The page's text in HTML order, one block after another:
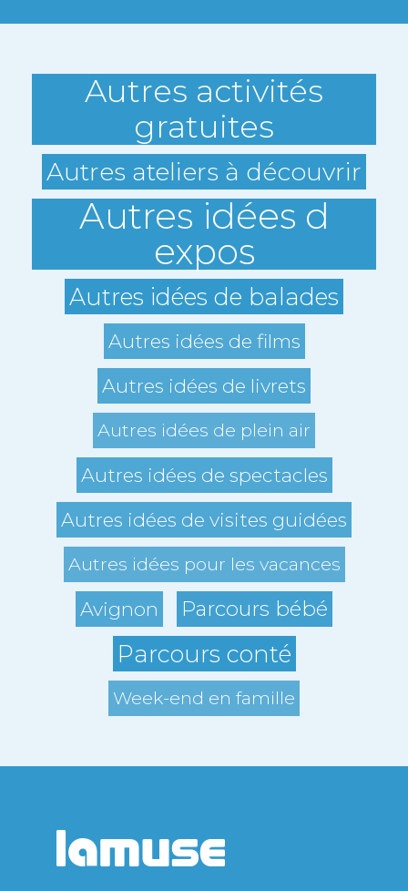
Autres activités
gratuites
Autres ateliers à découvrir
Autres idées d
expos
Autres idées de balades
Autres idées de films
Autres idées de livrets
Autres idées de plein air
Autres idées de spectacles
Autres idées de visites guidées
Autres idées pour les vacances
Avignon Parcours bébé
Parcours conté
Week-end en famille